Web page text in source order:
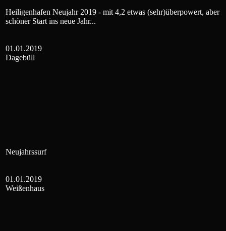
Heiligenhafen Neujahr 2019 - mit 4,2 etwas (sehr)überpowert, aber
schöner Start ins neue Jahr...
01.01.2019
Dagebüll
Neujahrssurf
01.01.2019
Weißenhaus